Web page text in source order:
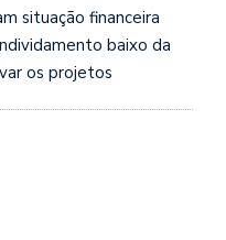
situação financeira
baixo da
os projetos